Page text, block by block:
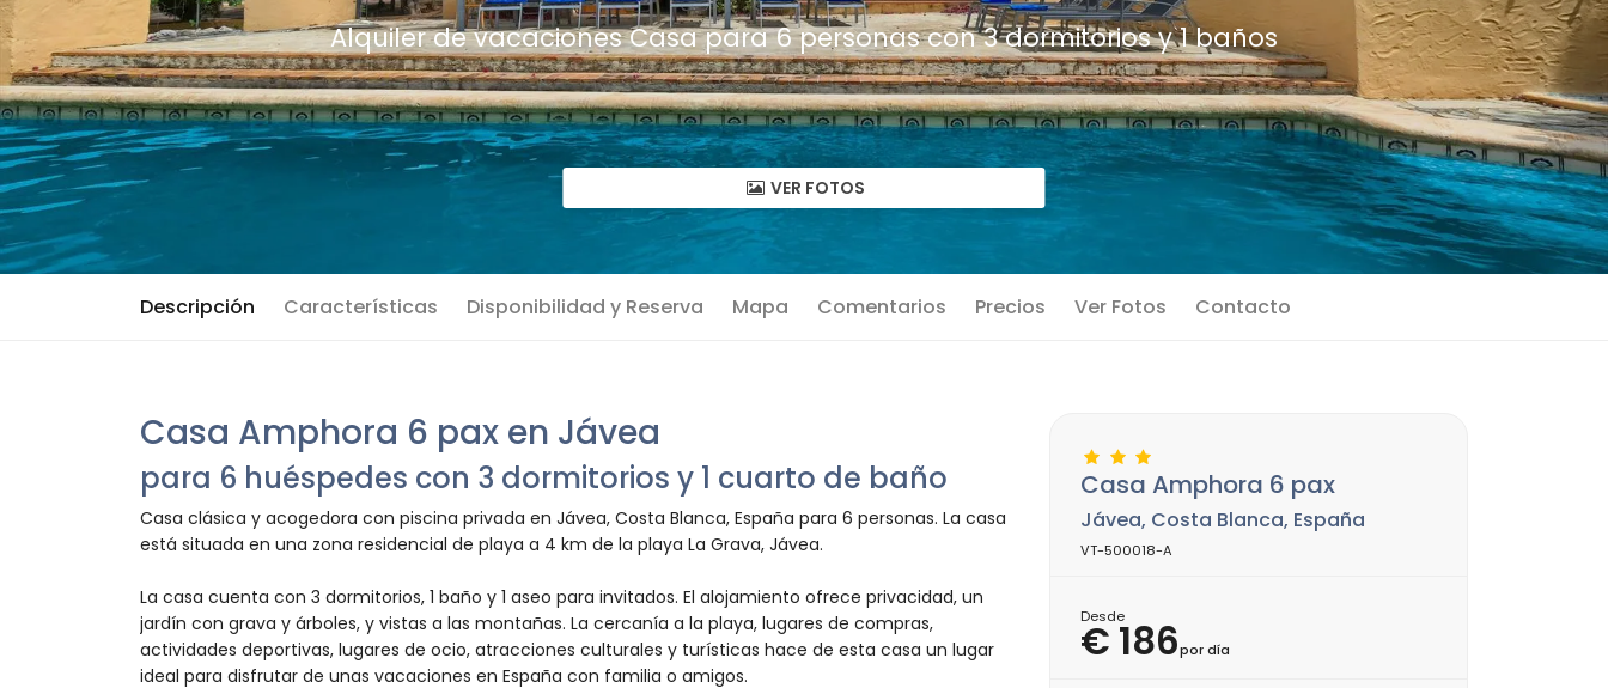
Alquiler de vacaciones Casa para 6 personas con 3 dormitorios y 1 baños
VER FOTOS
Descripción Características Disponibilidad y Reserva Mapa Comentarios Precios Ver Fotos Contacto
Casa Amphora 6 pax en Jávea
para 6 huéspedes con 3 dormitorios y 1 cuarto de baño
Casa clásica y acogedora con piscina privada en Jávea, Costa Blanca, España para 6 personas. La casa
está situada en una zona residencial de playa a 4 km de la playa La Grava, Jávea.
La casa cuenta con 3 dormitorios, 1 baño y 1 aseo para invitados. El alojamiento ofrece privacidad, un
jardín con grava y árboles, y vistas a las montañas. La cercanía a la playa, lugares de compras,
actividades deportivas, lugares de ocio, atracciones culturales y turísticas hace de esta casa un lugar
ideal para disfrutar de unas vacaciones en España con familia o amigos.
Casa Amphora 6 pax
Jávea, Costa Blanca, España
VT-500018-A
Desde
€ 186por día